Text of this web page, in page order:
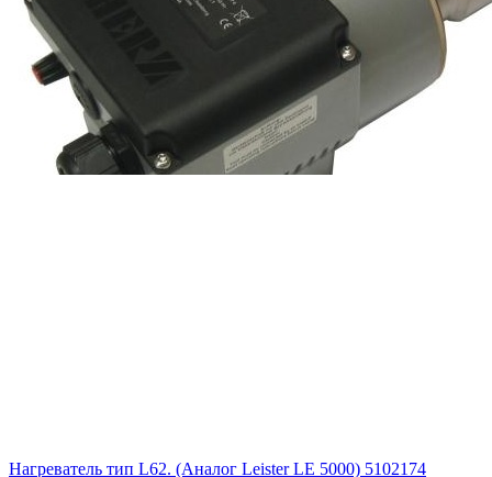
Нагреватель тип L62. (Аналог Leister LE 5000) 5102174